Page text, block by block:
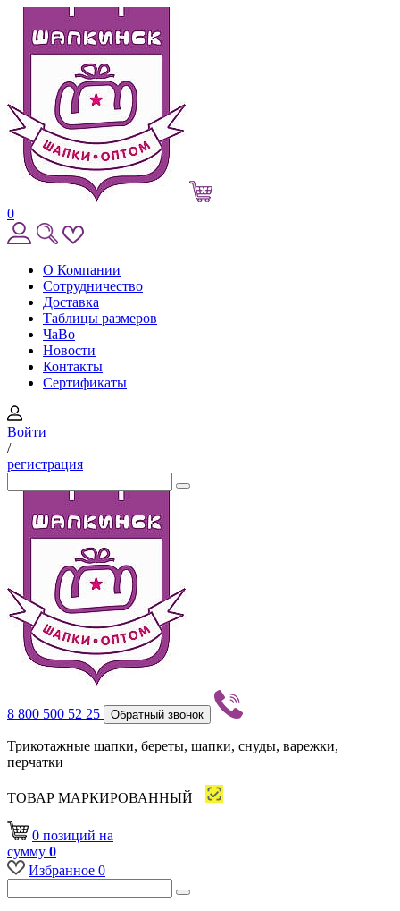
0
О Компании
Сотрудничество
Доставка
Таблицы размеров
ЧаВо
Новости
Контакты
Сертификаты
Войти
/
регистрация
8 800 500 52 25 Обратный звонок
Трикотажные шапки, береты, шапки, снуды, варежки,
перчатки
ТОВАР МАРКИРОВАННЫЙ
0 позиций на
сумму 0
Избранное 0